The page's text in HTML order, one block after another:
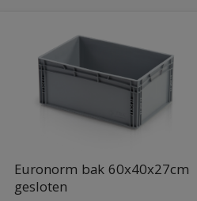
Euronorm bak 60x40x27cm
gesloten